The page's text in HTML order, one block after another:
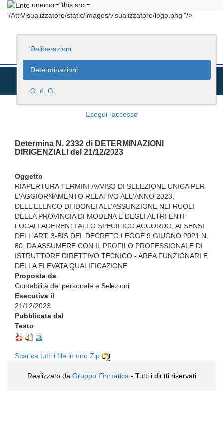
onerror="this.src =
'/AttiVisualizzatore/static/images/visualizzatore/logo.png'"/>
Deliberazioni
Determinazioni
O. d. G.
Esegui l'accesso
Determina N. 2332 di DETERMINAZIONI
DIRIGENZIALI del 21/12/2023
Oggetto
RIAPERTURA TERMINI AVVISO DI SELEZIONE UNICA PER
L'AGGIORNAMENTO RELATIVO ALL'ANNO 2023,
DELL'ELENCO DI IDONEI ALL'ASSUNZIONE NEI RUOLI
DELLA PROVINCIA DI MODENA E DEGLI ALTRI ENTI
LOCALI ADERENTI ALLO SPECIFICO ACCORDO, AI SENSI
DELL'ART. 3-BIS DEL DECRETO LEGGE 9 GIUGNO 2021 N.
80, DA ASSUMERE CON IL PROFILO PROFESSIONALE DI
ISTRUTTORE DIRETTIVO TECNICO - AREA FUNZIONARI E
DELLA ELEVATA QUALIFICAZIONE
Proposta da
Contabilità del personale e Selezioni
Esecutiva il
21/12/2023
Pubblicata dal
Testo
Scarica tutti i file in uno Zip
Realizzato da Gruppo Finmatica- Tutti i diritti riservati